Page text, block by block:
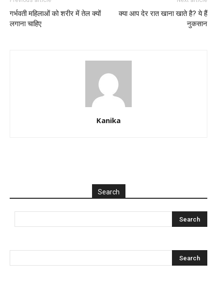
गर्भवती महिलाओं को शरीर में तेल क्यों
लगाना चाहिए
क्या आप देर रात खाना खाते है? ये हैं
नुकसान
Kanika
Search